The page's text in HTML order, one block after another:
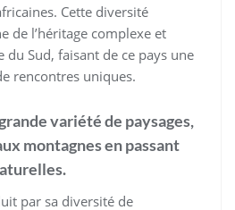
Cette diversité
de l’héritage complexe et
du Sud, faisant de ce pays une
rencontres uniques.
variété de paysages,
montagnes en passant
par sa diversité de